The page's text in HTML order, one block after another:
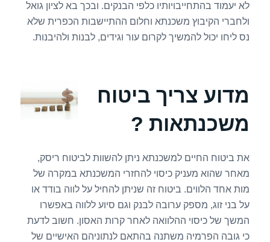
לא יעמוד בהתחייבויותיו כלפי הבנקים. ובכך בא לציון גואל
ולחברי הקיבוץ משכנתא וחלום ההתיישבות הכפרית שלא
נס ליחו יכול להמשיך לקרום עור וגידים, לבנות ולהיבנות.
מדוע צריך ביטוח
משכנתאות ?
את ביטוח החיים למשכנתא ניתן להשוות לביטוח ריסק,
מאחר שהוא מעניק כיסוי להחזרי המשכנתא במקרה של
מות אחד הלווים. ביטוח זה שניתן להחיל על לווה בודד או
על בני זוג, מספק ערובה לבנק וגם סיוע ללווה באפשרו
המשך של כיסוי ההלוואה לאחר קרות האסון. חשוב לדעת
כי גובה הפרמיה משתנה בהתאם לנתוניהם האישיים של